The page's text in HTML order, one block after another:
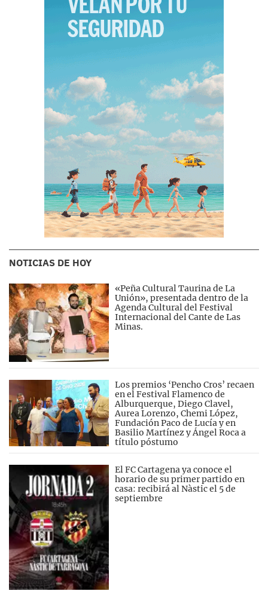
NOTICIAS DE HOY
«Peña Cultural Taurina de La
Unión», presentada dentro de la
Agenda Cultural del Festival
Internacional del Cante de Las
Minas.
Los premios ‘Pencho Cros’ recaen
en el Festival Flamenco de
Alburquerque, Diego Clavel,
Aurea Lorenzo, Chemi López,
Fundación Paco de Lucía y en
Basilio Martínez y Ángel Roca a
título póstumo
El FC Cartagena ya conoce el
horario de su primer partido en
casa: recibirá al Nàstic el 5 de
septiembre